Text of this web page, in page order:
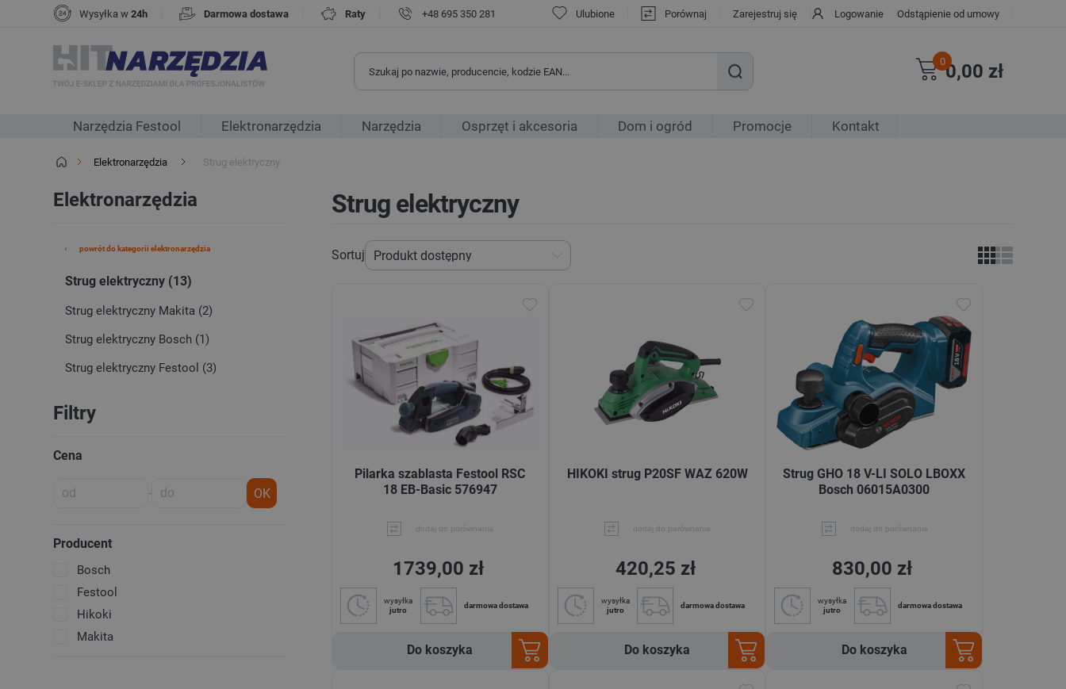
Wysyłka w24h Darmowa dostawa Raty +48 695 350 281 Ulubione Porównaj Zarejestruj się Logowanie Odstąpienie od umowy
00,00 zł
Narzędzia Festool Elektronarzędzia Narzędzia Osprzęt i akcesoria Dom i ogród Promocje Kontakt
Elektronarzędzia Strug elektryczny
Elektronarzędzia
powrót do kategorii elektronarzędzia
Strug elektryczny (13)
Strug elektryczny Makita (2)
Strug elektryczny Bosch (1)
Strug elektryczny Festool (3)
Filtry
Cena
- OK
Producent
Bosch
Festool
Hikoki
Makita
Strug elektryczny
Sortuj
Pilarka szablasta Festool RSC
18 EB-Basic 576947
dodaj do porównania
1739,00 zł
wysyłka
jutro
darmowa dostawa
Do koszyka
HIKOKI strug P20SF WAZ 620W
dodaj do porównania
420,25 zł
wysyłka
jutro
darmowa dostawa
Do koszyka
Strug GHO 18 V-LI SOLO LBOXX
Bosch 06015A0300
dodaj do porównania
830,00 zł
wysyłka
jutro
darmowa dostawa
Do koszyka